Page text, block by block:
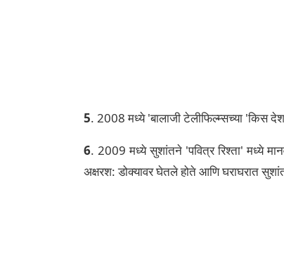
5. 2008 मध्ये 'बालाजी टेलीफिल्म्सच्या 'किस
6. 2009 मध्ये सुशांतने 'पवित्र रिश्ता' मध्ये
अक्षरश: डोक्यावर घेतले होते आणि घराघरात